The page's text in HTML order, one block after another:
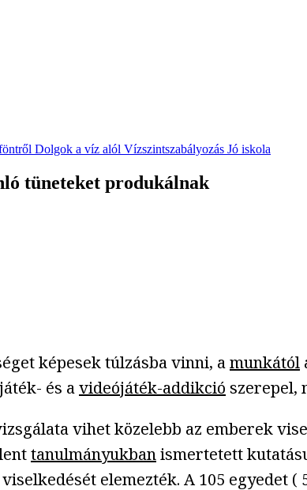
Dolgok a víz alól Vízszintszabályozás Jó iskola
tüneteket produkálnak
képesek túlzásba vinni, amunkától
és avideójáték-addikció szerepel,
vihet közelebb az emberek
tanulmányukbanismertetett
elemezték. A 105 egyedet (